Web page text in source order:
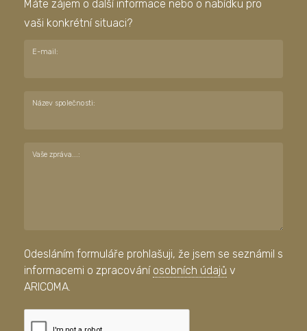
Máte zájem o další informace nebo o nabídku pro
vaši konkrétní situaci?
E-mail:
Název společnosti:
Vaše zpráva...:
Odesláním formuláře prohlašuji, že jsem se seznámil s
informacemi o zpracování osobních údajů v
ARICOMA.